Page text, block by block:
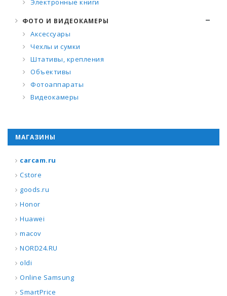
Электронные книги
ФОТО И ВИДЕОКАМЕРЫ
Аксессуары
Чехлы и сумки
Штативы, крепления
Объективы
Фотоаппараты
Видеокамеры
МАГАЗИНЫ
carcam.ru
Cstore
goods.ru
Honor
Huawei
macov
NORD24.RU
oldi
Online Samsung
SmartPrice